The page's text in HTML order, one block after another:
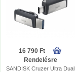
16 790 Ft
Rendelésre
SANDISK Cruzer Ultra Dual